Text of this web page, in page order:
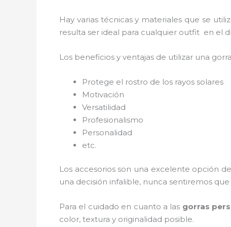
Hay varias técnicas y materiales que se
resulta ser ideal para cualquier outfit en el
Los beneficios y ventajas de utilizar una
Protege el rostro de los rayos solares
Motivación
Versatilidad
Profesionalismo
Personalidad
etc.
Los accesorios son una excelente opción
una decisión infalible, nunca sentiremos
Para el cuidado en cuanto a las gorras
color, textura y originalidad posible.